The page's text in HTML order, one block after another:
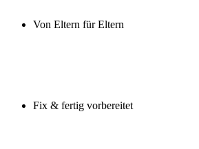
Von Eltern für Eltern
Fix & fertig vorbereitet